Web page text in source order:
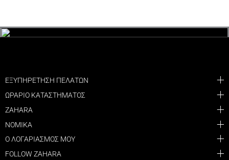
ΕΞΥΠΗΡΕΤΗΣΗ ΠΕΛΑΤΩΝ
ΩΡΑΡΙΟ ΚΑΤΑΣΤΗΜΑΤΟΣ
ZAHARA
ΝΟΜΙΚΑ
Ο ΛΟΓΑΡΙΑΣΜΟΣ ΜΟΥ
FOLLOW ZAHARA